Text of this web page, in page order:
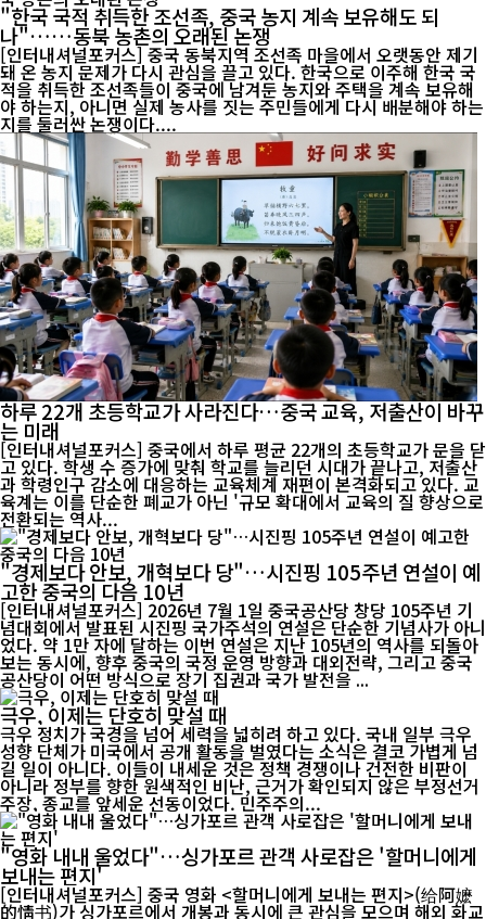
"한국 국적 취득한 조선족, 중국 농지 계속 보유해도 되
나"……동북 농촌의 오래된 논쟁
[인터내셔널포커스] 중국 동북지역 조선족 마을에서 오랫동안 제기
돼 온 농지 문제가 다시 관심을 끌고 있다. 한국으로 이주해 한국 국
적을 취득한 조선족들이 중국에 남겨둔 농지와 주택을 계속 보유해
야 하는지, 아니면 실제 농사를 짓는 주민들에게 다시 배분해야 하는
지를 둘러싼 논쟁이다....
하루 22개 초등학교가 사라진다…중국 교육, 저출산이 바꾸
는 미래
[인터내셔널포커스] 중국에서 하루 평균 22개의 초등학교가 문을 닫
고 있다. 학생 수 증가에 맞춰 학교를 늘리던 시대가 끝나고, 저출산
과 학령인구 감소에 대응하는 교육체계 재편이 본격화되고 있다. 교
육계는 이를 단순한 폐교가 아닌 '규모 확대에서 교육의 질 향상으로
전환되는 역사...
"경제보다 안보, 개혁보다 당"…시진핑 105주년 연설이 예
고한 중국의 다음 10년
[인터내셔널포커스] 2026년 7월 1일 중국공산당 창당 105주년 기
념대회에서 발표된 시진핑 국가주석의 연설은 단순한 기념사가 아니
었다. 약 1만 자에 달하는 이번 연설은 지난 105년의 역사를 되돌아
보는 동시에, 향후 중국의 국정 운영 방향과 대외전략, 그리고 중국
공산당이 어떤 방식으로 장기 집권과 국가 발전을 ...
극우, 이제는 단호히 맞설 때
극우 정치가 국경을 넘어 세력을 넓히려 하고 있다. 국내 일부 극우
성향 단체가 미국에서 공개 활동을 벌였다는 소식은 결코 가볍게 넘
길 일이 아니다. 이들이 내세운 것은 정책 경쟁이나 건전한 비판이
아니라 정부를 향한 원색적인 비난, 근거가 확인되지 않은 부정선거
주장, 종교를 앞세운 선동이었다. 민주주의...
"영화 내내 울었다"…싱가포르 관객 사로잡은 '할머니에게
보내는 편지'
[인터내셔널포커스] 중국 영화 <할머니에게 보내는 편지>(给阿嬷
的情书)가 싱가포르에서 개봉과 동시에 큰 관심을 모으며 해외 화교